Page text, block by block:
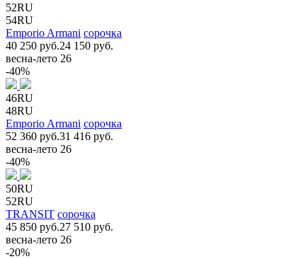
52RU
54RU
Emporio Armani сорочка
40 250 руб.24 150 руб.
весна-лето 26
-40%
46RU
48RU
Emporio Armani сорочка
52 360 руб.31 416 руб.
весна-лето 26
-40%
50RU
52RU
TRANSIT сорочка
45 850 руб.27 510 руб.
весна-лето 26
-20%